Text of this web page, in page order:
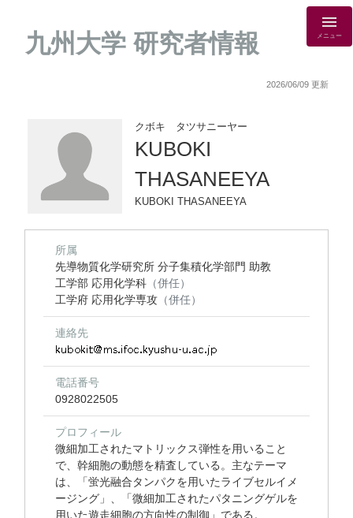
九州大学 研究者情報 メニュー
2026/06/09 更新
クボキ タツサニーヤー
KUBOKI
THASANEEYA
KUBOKI THASANEEYA
所属
先導物質化学研究所 分子集積化学部門 助教
工学部 応用化学科 （併任）
工学府 応用化学専攻 （併任）
連絡先
電話番号
0928022505
プロフィール
微細加工されたマトリックス弾性を用いること
で、幹細胞の動態を精査している。主なテーマ
は、「蛍光融合タンパクを用いたライブセルイメ
ージング」、「微細加工されたパタニングゲルを
用いた遊走細胞の方向性の制御」である。